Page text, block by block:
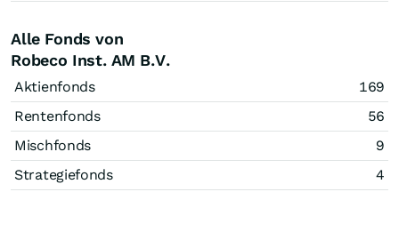
Alle Fonds von
Robeco Inst. AM B.V.
Aktienfonds
169
Rentenfonds
56
Mischfonds
9
Strategiefonds
4